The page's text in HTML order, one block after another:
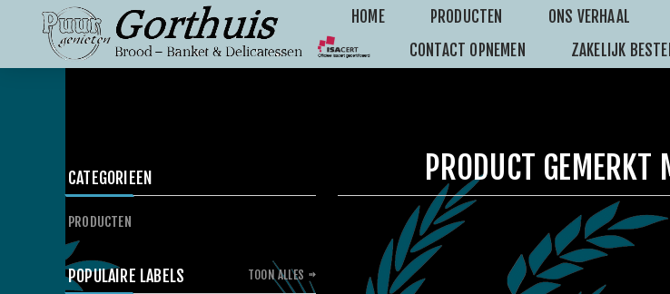
HOME PRODUCTEN ONS VERHAAL
CONTACT OPNEMEN
ZAKELIJK
PRODUCT
CATEGORIEEN
PRODUCTEN
POPULAIRE LABELS TOON ALLES